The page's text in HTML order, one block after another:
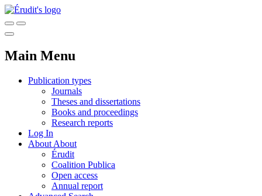
Main Menu
Publication types
Journals
Theses and dissertations
Books and proceedings
Research reports
Log In
About About
Érudit
Coalition Publica
Open access
Annual report